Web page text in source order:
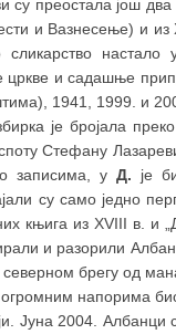
преостала још
и Вазнесење) и из
и садашње
1941, 1999. и
је бројала
Стефану
записима, уД. је
су само једно
књига из XVIII в. и
и разорили
брегу од
напорима
Јуна 2004. Албанци